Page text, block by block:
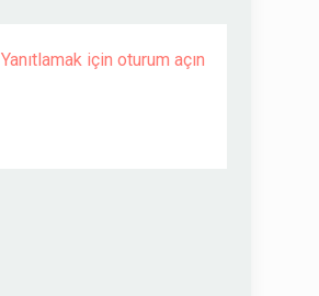
Yanıtlamak için oturum açın